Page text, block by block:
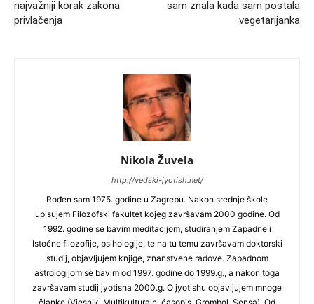
najvažniji korak zakona
privlačenja
sam znala kada sam postala
vegetarijanka
Nikola Žuvela
http://vedski-jyotish.net/
Rođen sam 1975. godine u Zagrebu. Nakon srednje škole
upisujem Filozofski fakultet kojeg završavam 2000 godine. Od
1992. godine se bavim meditacijom, studiranjem Zapadne i
Istočne filozofije, psihologije, te na tu temu završavam doktorski
studij, objavljujem knjige, znanstvene radove. Zapadnom
astrologijom se bavim od 1997. godine do 1999.g., a nakon toga
završavam studij jyotisha 2000.g. O jyotishu objavljujem mnoge